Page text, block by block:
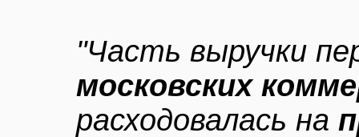
"Часть выручки
московских
расходовалась на